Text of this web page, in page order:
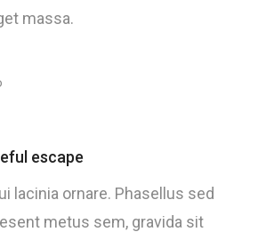
massa.
escape
lacinia ornare. Phasellus sed
metus sem, gravida sit